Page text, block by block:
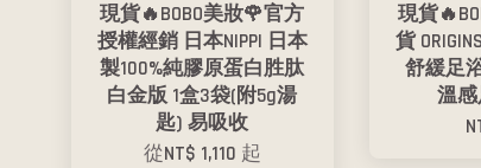
現貨🔥BOBO美妝🌹官方
授權經銷 日本NIPPI 日本
製100%純膠原蛋白胜肽
白金版 1盒3袋(附5g湯
匙) 易吸收
從NT$ 1,110 起
現貨
貨
舒緩足
溫